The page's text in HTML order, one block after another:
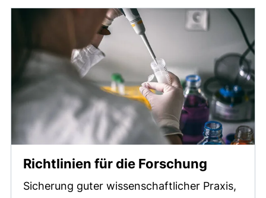
Richtlinien für die Forschung
Sicherung guter wissenschaftlicher Praxis,